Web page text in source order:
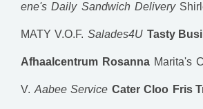
ene's Daily Sandwich Delivery
MATY V.O.F. Salades4U Tasty
Afhaalcentrum Rosanna Marita's
V. Aabee Service Cater Cloo Fris